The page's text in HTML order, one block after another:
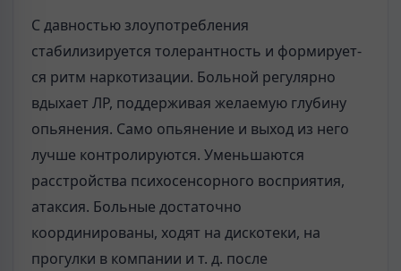
С давностью злоупотребления
стабилизируется толерантность и формирует­
ся ритм наркотизации. Больной регулярно
вдыхает ЛР, поддерживая желае­мую глубину
опьянения. Само опьянение и выход из него
лучше контролиру­ются. Уменьшаются
расстройства психосенсорного восприятия,
атаксия. Боль­ные достаточно
координированы, ходят на дискотеки, на
прогулки в компании и т. д. после